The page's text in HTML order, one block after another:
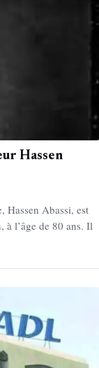
Hassen
Hassen Abassi, est
à l’âge de 80 ans. Il